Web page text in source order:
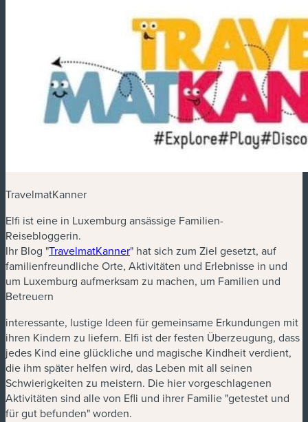
TravelmatKanner
Elfi ist eine in Luxemburg ansässige Familien-
Reisebloggerin.
Ihr Blog "TravelmatKanner" hat sich zum Ziel gesetzt, auf
familienfreundliche Orte, Aktivitäten und Erlebnisse in und
um Luxemburg aufmerksam zu machen, um Familien und
Betreuern
interessante, lustige Ideen für gemeinsame Erkundungen mit
ihren Kindern zu liefern. Elfi ist der festen Überzeugung, dass
jedes Kind eine glückliche und magische Kindheit verdient,
die ihm später helfen wird, das Leben mit all seinen
Schwierigkeiten zu meistern. Die hier vorgeschlagenen
Aktivitäten sind alle von Efli und ihrer Familie "getestet und
für gut befunden" worden.